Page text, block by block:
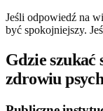
Jeśli odpowiedź na
być spokojniejszy.
Gdzie
zdrowiu